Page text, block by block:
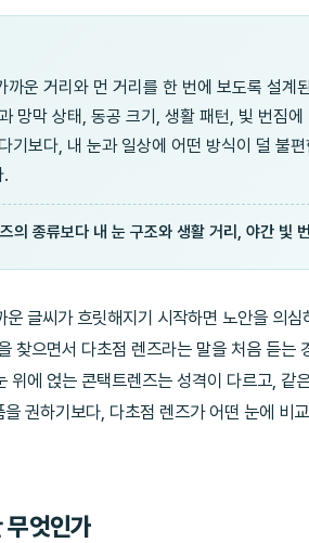
까운 거리와 먼 거리를 한 번에 보도록 설계
망막 상태, 동공 크기, 생활 패턴, 빛 번짐
기보다, 내 눈과 일상에 어떤 방식이 덜 불
.
의 종류보다 내 눈 구조와 생활 거리, 야간 빛
운 글씨가 흐릿해지기 시작하면 노안을 의
찾으면서 다초점 렌즈라는 말을 처음 듣는
위에 얹는 콘택트렌즈는 성격이 다르고, 같
권하기보다, 다초점 렌즈가 어떤 눈에 비
무엇인가